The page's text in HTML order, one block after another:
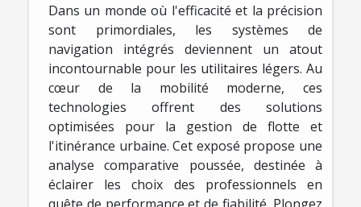
Dans un monde où l'efficacité et la précision
sont primordiales, les systèmes de
navigation intégrés deviennent un atout
incontournable pour les utilitaires légers. Au
cœur de la mobilité moderne, ces
technologies offrent des solutions
optimisées pour la gestion de flotte et
l'itinérance urbaine. Cet exposé propose une
analyse comparative poussée, destinée à
éclairer les choix des professionnels en